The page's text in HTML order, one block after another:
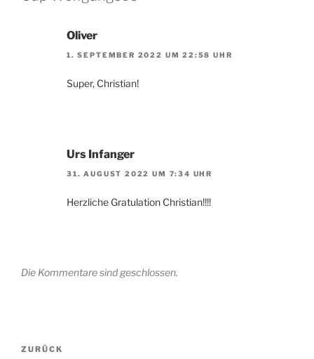
Oliver
1. SEPTEMBER 2022 UM 22:58 UHR
Super, Christian!
Urs Infanger
31. AUGUST 2022 UM 7:34 UHR
Herzliche Gratulation Christian!!!!
Die Kommentare sind geschlossen.
Beitragsnavigation
Vorheriger
ZURÜCK